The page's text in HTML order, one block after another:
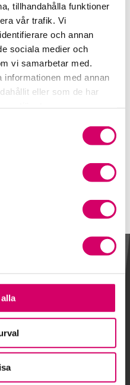
tillhandahålla funktioner
vår trafik. Vi
och annan
sociala medier och
vi samarbetar med.
med annan
eller som de har